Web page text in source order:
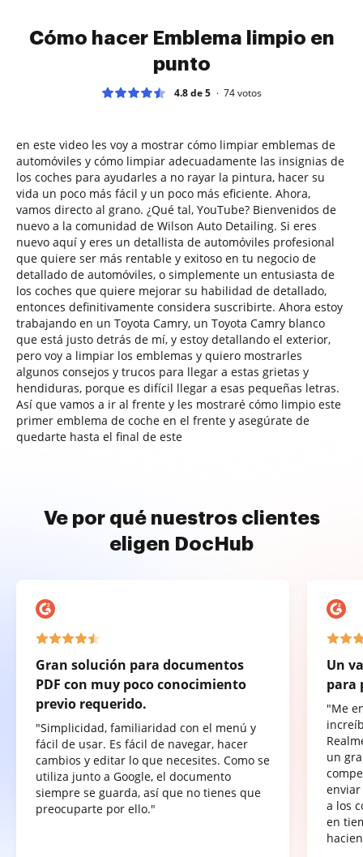
Cómo hacer Emblema limpio en
punto
4.8 de 5 74votos
en este video les voy a mostrar cómo limpiar emblemas de
automóviles y cómo limpiar adecuadamente las insignias de
los coches para ayudarles a no rayar la pintura, hacer su
vida un poco más fácil y un poco más eficiente. Ahora,
vamos directo al grano. ¿Qué tal, YouTube? Bienvenidos de
nuevo a la comunidad de Wilson Auto Detailing. Si eres
nuevo aquí y eres un detallista de automóviles profesional
que quiere ser más rentable y exitoso en tu negocio de
detallado de automóviles, o simplemente un entusiasta de
los coches que quiere mejorar su habilidad de detallado,
entonces definitivamente considera suscribirte. Ahora estoy
trabajando en un Toyota Camry, un Toyota Camry blanco
que está justo detrás de mí, y estoy detallando el exterior,
pero voy a limpiar los emblemas y quiero mostrarles
algunos consejos y trucos para llegar a estas grietas y
hendiduras, porque es difícil llegar a esas pequeñas letras.
Así que vamos a ir al frente y les mostraré cómo limpio este
primer emblema de coche en el frente y asegúrate de
quedarte hasta el final de este
Ve por qué nuestros clientes
eligen DocHub
Gran solución para documentos
PDF con muy poco conocimiento
previo requerido.
"Simplicidad, familiaridad con el menú y
fácil de usar. Es fácil de navegar, hacer
cambios y editar lo que necesites. Como se
utiliza junto a Google, el documento
siempre se guarda, así que no tienes que
preocuparte por ello."
Un
para
"Me
un
a los
en